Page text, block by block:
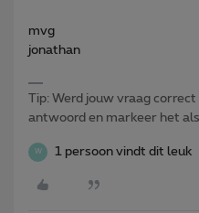
mvg
jonathan
Tip: Werd jouw vraag correct
antwoord en markeer het
W 1 persoon vindt dit leuk